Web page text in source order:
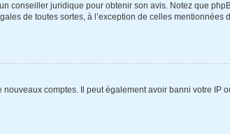
conseiller juridique pour obtenir son avis. Notez que
de toutes sortes, à l’exception de celles
comptes. Il peut également avoir banni votre